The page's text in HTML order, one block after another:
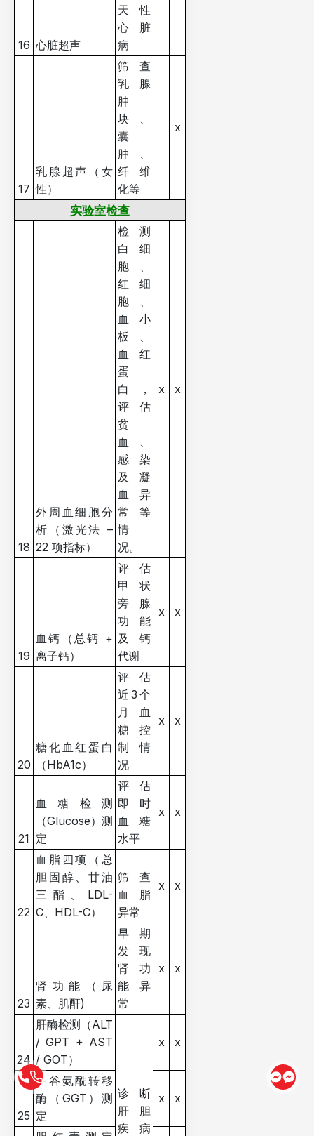
16 心脏超声
天性
心脏
病
17
乳腺超声（女
性）
筛查
乳腺
肿
块、
囊
肿、
纤维
化等
x
实验室检查
18
外周血细胞分
析（激光法 –
22 项指标）
检测
白细
胞、
红细
胞、
血小
板、
血红
蛋
白，
评估
贫
血、
感染
及凝
血异
常等
情
况。
x x
19
血钙（总钙 +
离子钙）
评估
甲状
旁腺
功能
及钙
代谢
x x
20
糖化血红蛋白
（HbA1c）
评估
近3个
月血
糖控
制情
况
x x
21
血糖检测
（Glucose）测
定
评估
即时
血糖
水平
x x
22
血脂四项（总
胆固醇、甘油
三酯、LDL-
C、HDL-C）
筛查
血脂
异常
x x
23
肾功能（尿
素、肌酐)
早期
发现
肾功
能异
常
x x
24
肝酶检测（ALT
/ GPT + AST
/ GOT）
诊断
肝胆
疾病
x x
25
γ-谷氨酰转移
酶（GGT）测
定
x x